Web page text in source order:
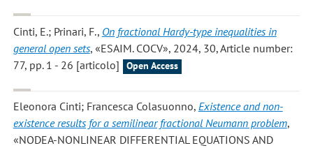
Cinti, E.; Prinari, F., On fractional Hardy-type inequalities in
general open sets, «ESAIM. COCV», 2024, 30, Article number:
77, pp. 1 - 26 [articolo]
Open Access
Eleonora Cinti; Francesca Colasuonno, Existence and non-
existence results for a semilinear fractional Neumann problem,
«NODEA-NONLINEAR DIFFERENTIAL EQUATIONS AND